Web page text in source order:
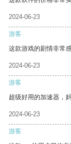
2024-06-23
游客
这款游戏的剧情非常
2024-06-23
游客
超级好用的加速器，
2024-06-23
游客